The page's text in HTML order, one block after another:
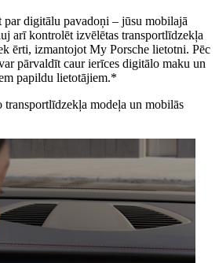
par digitālu pavadoņi – jūsu mobilajā
arī kontrolēt izvēlētas transportlīdzekļa
ērti, izmantojot My Porsche lietotni. Pēc
pārvaldīt caur ierīces digitālo maku un
papildu lietotājiem.*
modeļa un mobilās